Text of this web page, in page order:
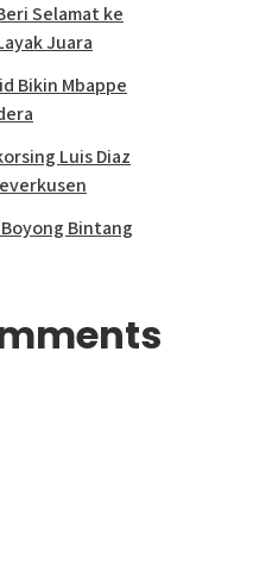
Selamat ke
Juara
Bikin Mbappe
Luis Diaz
Bintang